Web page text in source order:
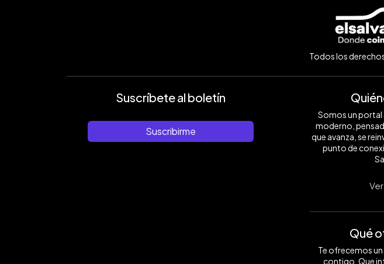
Todos los
Suscríbete al boletín
Suscribirme
Somos un
moderno,
que avanza, se
punto de
Qué
Te ofrecemos
contigo. Que